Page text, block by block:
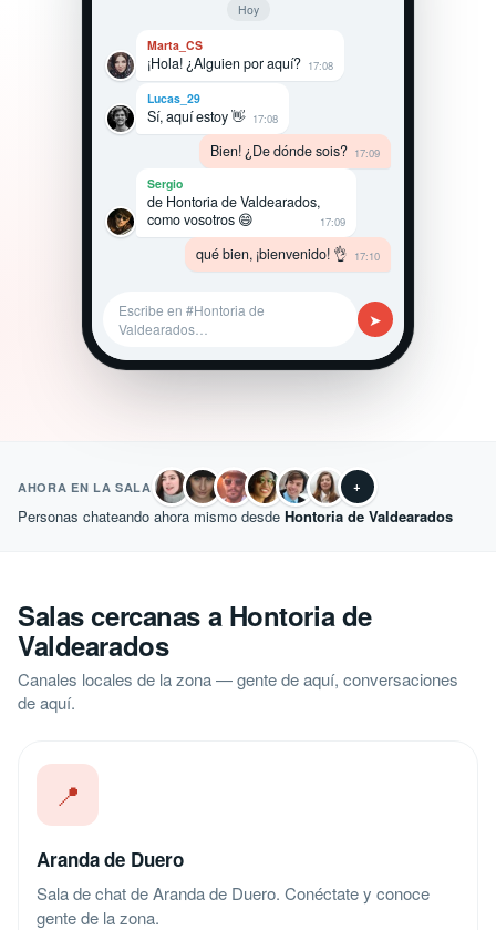
Hoy
Marta_CS
¡Hola! ¿Alguien por aquí? 17:08
Lucas_29
Sí, aquí estoy 👋 17:08
Bien! ¿De dónde sois? 17:09
Sergio
de Hontoria de Valdearados,
como vosotros 😄
17:09
qué bien, ¡bienvenido! 👌 17:10
Escribe en #Hontoria de
Valdearados…
➤
AHORA EN LA SALA +
Personas chateando ahora mismo desde Hontoria de Valdearados
Salas cercanas a Hontoria de
Valdearados
Canales locales de la zona — gente de aquí, conversaciones
de aquí.
📍
Aranda de Duero
Sala de chat de Aranda de Duero. Conéctate y conoce
gente de la zona.